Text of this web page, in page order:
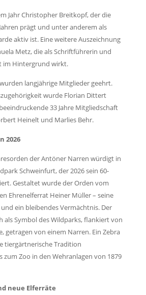
Jahr Christopher Breitkopf, der die
prägt und unter anderem als
aktiv ist. Eine weitere Auszeichnung
Metz, die als Schriftführerin und
im Hintergrund wirkt.
langjährige Mitglieder geehrt.
wurde Florian Dittert
33 Jahre Mitgliedschaft
Heinelt und Marlies Behr.
2026
der Antöner Narren würdigt in
Schweinfurt, der 2026 sein 60-
Gestaltet wurde der Orden vom
Ehrenelferrat Heiner Müller– seine
ein bleibendes Vermächtnis. Der
als Symbol des Wildparks, flankiert von
getragen von einem Narren. Ein Zebra
tiergärtnerische Tradition
zum Zoo in den Wehranlagen von 1879
neue Elferräte